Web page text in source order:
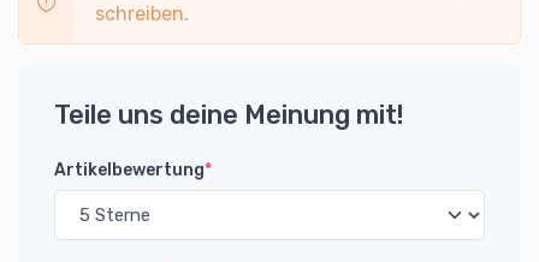
schreiben.
Teile uns deine Meinung mit!
Artikelbewertung*